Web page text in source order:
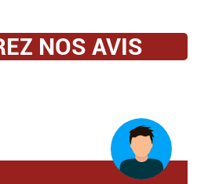
NOS AVIS